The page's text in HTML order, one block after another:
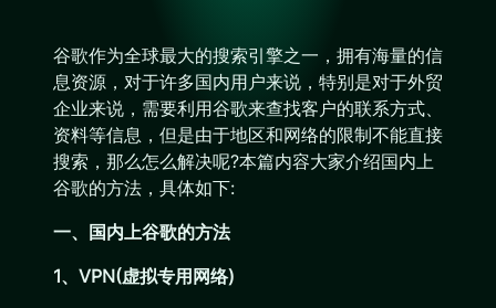
谷歌作为全球最大的搜索引擎之一，拥有海量的信
息资源，对于许多国内用户来说，特别是对于外贸
企业来说，需要利用谷歌来查找客户的联系方式、
资料等信息，但是由于地区和网络的限制不能直接
搜索，那么怎么解决呢?本篇内容大家介绍国内上
谷歌的方法，具体如下:
一、国内上谷歌的方法
1、VPN(虚拟专用网络)